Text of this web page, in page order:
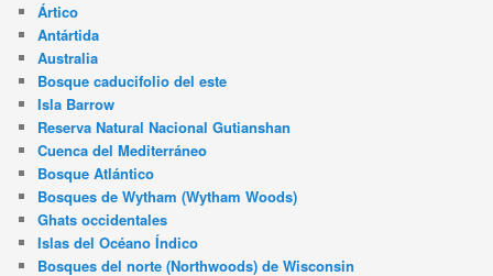
Ártico
Antártida
Australia
Bosque caducifolio del este
Isla Barrow
Reserva Natural Nacional Gutianshan
Cuenca del Mediterráneo
Bosque Atlántico
Bosques de Wytham (Wytham Woods)
Ghats occidentales
Islas del Océano Índico
Bosques del norte (Northwoods) de Wisconsin